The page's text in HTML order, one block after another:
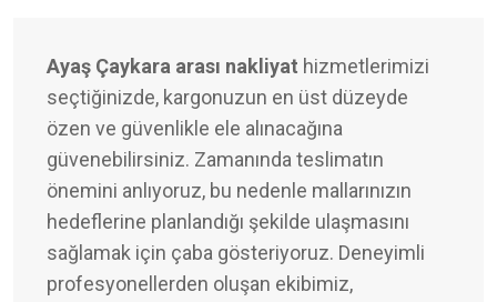
Ayaş Çaykara arası nakliyat hizmetlerimizi
seçtiğinizde, kargonuzun en üst düzeyde
özen ve güvenlikle ele alınacağına
güvenebilirsiniz. Zamanında teslimatın
önemini anlıyoruz, bu nedenle mallarınızın
hedeflerine planlandığı şekilde ulaşmasını
sağlamak için çaba gösteriyoruz. Deneyimli
profesyonellerden oluşan ekibimiz,